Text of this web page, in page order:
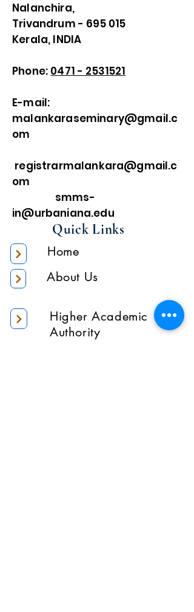
Nalanchira,
Trivandrum - 695 015
Kerala, INDIA
Phone: 0471 - 2531521
E-mail:
malankaraseminary@gmail.c
om
registrarmalankara@gmail.c
om
smms-
in@urbaniana.edu
Quick Links
Home
About Us
Higher Academic
Authority